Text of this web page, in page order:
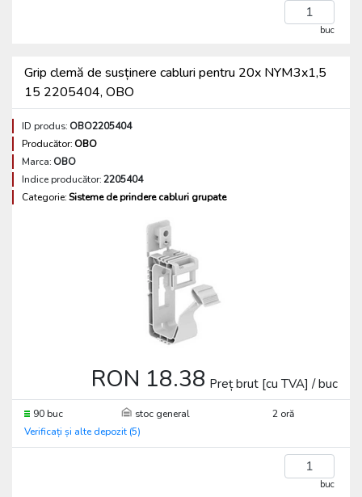
buc
Grip clemă de susținere cabluri pentru 20x NYM3x1,5
15 2205404, OBO
ID produs: OBO2205404
Producător: OBO
Marca: OBO
Indice producător:2205404
Categorie:Sisteme de prindere cabluri grupate
RON 18.38 Preț brut [cu TVA] / buc
90 buc stoc general
2 oră
Verificați și alte depozit (5)
buc